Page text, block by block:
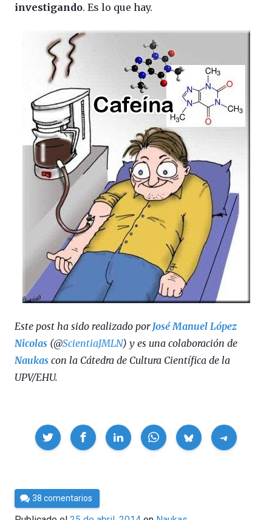
investigando. Es lo que hay.
Este post ha sido realizado por José Manuel López
Nicolas (@ScientiaJMLN) y es una colaboración de
Naukas con la Cátedra de Cultura Científica de la
UPV/EHU.
Compartir
Por
Cultura
38 comentarios